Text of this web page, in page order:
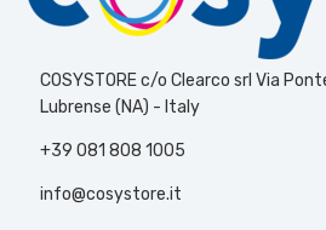
COSYSTORE c/o Clearco srl Via
Lubrense (NA) - Italy
+39 081 808 1005
info@cosystore.it